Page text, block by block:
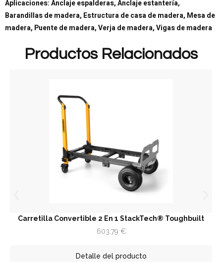
Aplicaciones: Anclaje espalderas, Anclaje estantería,
Barandillas de madera, Estructura de casa de madera, Mesa de
madera, Puente de madera, Verja de madera, Vigas de madera
Productos Relacionados
Convertible 2 En 1 StackTech® Toughbuilt
Detalle del producto